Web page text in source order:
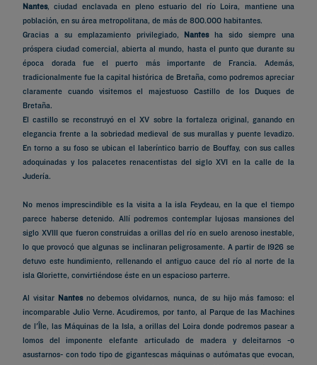
Nantes, ciudad enclavada en pleno estuario del río Loira, mantiene una
población, en su área metropolitana, de más de 800.000 habitantes.
Gracias a su emplazamiento privilegiado, Nantesha sido siempre una
próspera ciudad comercial, abierta al mundo, hasta el punto que durante su
época dorada fue el puerto más importante de Francia. Además,
tradicionalmente fue la capital histórica de Bretaña, como podremos apreciar
claramente cuando visitemos el majestuoso Castillo de los Duques de
Bretaña.
El castillo se reconstruyó en el XV sobre la fortaleza original, ganando en
elegancia frente a la sobriedad medieval de sus murallas y puente levadizo.
En torno a su foso se ubican el laberíntico barrio de Bouffay, con sus calles
adoquinadas y los palacetes renacentistas del siglo XVI en la calle de la
Judería.
No menos imprescindible es la visita a la isla Feydeau, en la que el tiempo
parece haberse detenido. Allí podremos contemplar lujosas mansiones del
siglo XVIII que fueron construidas a orillas del río en suelo arenoso inestable,
lo que provocó que algunas se inclinaran peligrosamente. A partir de 1926 se
detuvo este hundimiento, rellenando el antiguo cauce del río al norte de la
isla Gloriette, convirtiéndose éste en un espacioso parterre.
Al visitar Nantesno debemos olvidarnos, nunca, de su hijo más famoso: el
incomparable Julio Verne. Acudiremos, por tanto, al Parque de las Machines
de l'Île, las Máquinas de la Isla, a orillas del Loira donde podremos pasear a
lomos del imponente elefante articulado de madera y deleitarnos -o
asustarnos- con todo tipo de gigantescas máquinas o autómatas que evocan,